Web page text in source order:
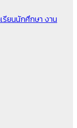
รียนนักศึกษา งาน